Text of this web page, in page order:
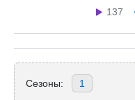
137
Сезоны: 1